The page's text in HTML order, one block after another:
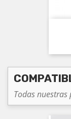
Todas nuestras